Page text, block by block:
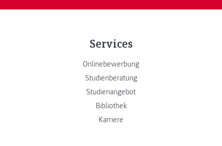
Services
Onlinebewerbung
Studienberatung
Studienangebot
Bibliothek
Karriere